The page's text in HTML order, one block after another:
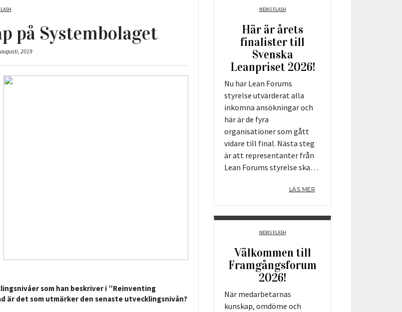
Videos
på Systembolaget
2019
som han beskriver i ”Reinventing
är det som utmärker den senaste utvecklingsnivån?
NEWS FLASH
Här är årets
finalister till
Svenska
Leanpriset 2026!
Nu har Lean Forums
styrelse utvärderat alla
inkomna ansökningar och
här är de fyra
organisationer som gått
vidare till final. Nästa steg
är att representanter från
Lean Forums styrelse ska…
LÄS MER
NEWS FLASH
Välkommen till
Framgångsforum
2026!
När medarbetarnas
kunskap, omdöme och